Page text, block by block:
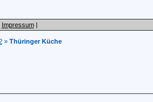
Impressum|
» Thüringer Küche